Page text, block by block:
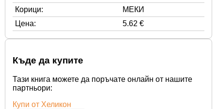
Корици:
МЕКИ
Цена:
5.62 €
Къде да купите
Тази книга можете да поръчате онлайн от нашите
партньори:
Купи от Хеликон